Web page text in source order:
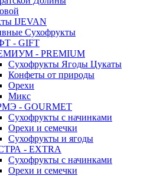
IJEVAN
Сухофрукты
- GIFT
- PREMIUM
Сухофрукты Ягоды Цукаты
Конфеты от природы
Орехи
Микс
- GOURMET
Сухофрукты с начинками
Орехи и семечки
Сухофрукты и ягоды
- EXTRA
Сухофрукты с начинками
Орехи и семечки